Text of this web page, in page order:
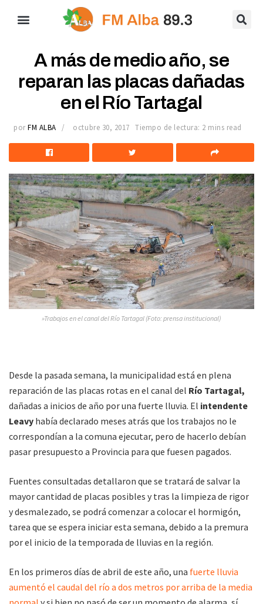
A más de medio año, se
reparan las placas dañadas
en el Río Tartagal
por FM ALBA octubre 30, 2017 Tiempo de lectura: 2 mins read
»Trabajos en el canal del Río Tartagal (Foto: prensa institucional)
Desde la pasada semana, la municipalidad está en plena
reparación de las placas rotas en el canal del Río Tartagal,
dañadas a inicios de año por una fuerte lluvia. El intendente
Leavy había declarado meses atrás que los trabajos no le
correspondían a la comuna ejecutar, pero de hacerlo debían
pasar presupuesto a Provincia para que fuesen pagados.
Fuentes consultadas detallaron que se tratará de salvar la
mayor cantidad de placas posibles y tras la limpieza de rigor
y desmalezado, se podrá comenzar a colocar el hormigón,
tarea que se espera iniciar esta semana, debido a la premura
por el inicio de la temporada de lluvias en la región.
En los primeros días de abril de este año, una fuerte lluvia
aumentó el caudal del río a dos metros por arriba de la media